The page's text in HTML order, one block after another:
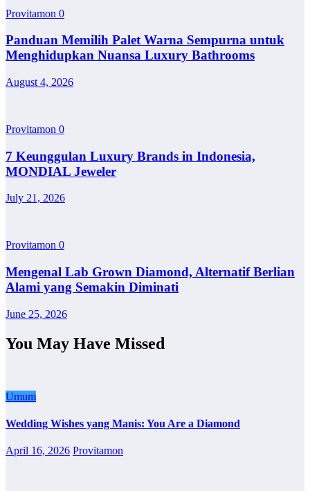
Provitamon 0
Panduan Memilih Palet Warna Sempurna untuk
Menghidupkan Nuansa Luxury Bathrooms
August 4, 2026
Provitamon 0
7 Keunggulan Luxury Brands in Indonesia,
MONDIAL Jeweler
July 21, 2026
Provitamon 0
Mengenal Lab Grown Diamond, Alternatif Berlian
Alami yang Semakin Diminati
June 25, 2026
You May Have Missed
Umum
Wedding Wishes yang Manis: You Are a Diamond
April 16, 2026 Provitamon